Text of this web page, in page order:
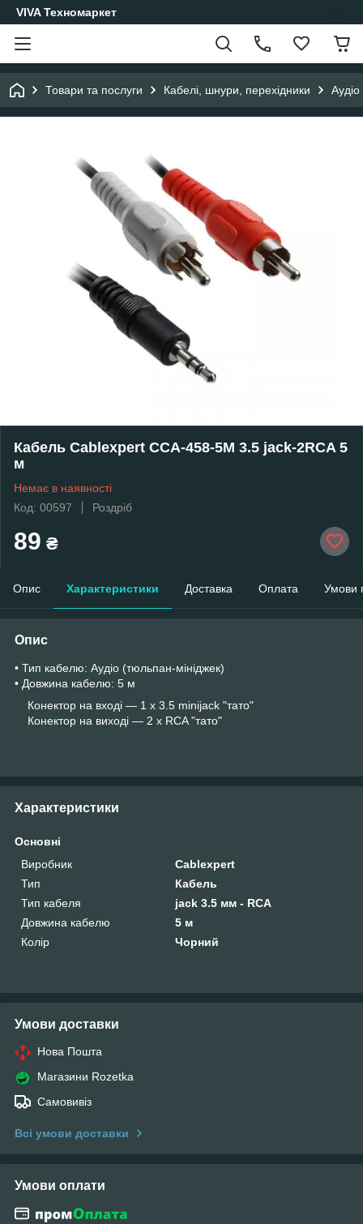
VIVA Техномаркет
Товари та послуги Кабелі, шнури, перехідники Аудіо
Кабель Cablexpert CCA-458-5M 3.5 jack-2RCA 5
м
Немає в наявності
Код: 00597
Роздріб
89 ₴
Опис Характеристики Доставка Оплата Умови
Опис
• Тип кабелю: Аудіо (тюльпан-мініджек)
• Довжина кабелю: 5 м
Конектор на вході — 1 x 3.5 minijack "тато"
Конектор на виході — 2 x RCA "тато"
Характеристики
Основні
Виробник
Cablexpert
Тип
Кабель
Тип кабеля
jack 3.5 мм - RCA
Довжина кабелю
5 м
Колір
Чорний
Умови доставки
Нова Пошта
Магазини Rozetka
Самовивіз
Всі умови доставки
Умови оплати